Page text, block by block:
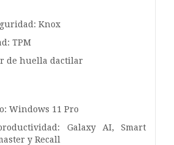
Knox
TPM
de huella dactilar
Windows 11 Pro
Galaxy AI, Smart
y Recall